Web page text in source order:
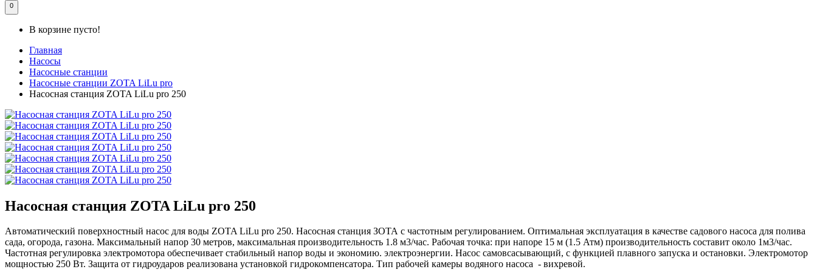
0
В корзине пусто!
Главная
Насосы
Насосные станции
Насосные станции ZOTA LiLu pro
Насосная станция ZOTA LiLu pro 250
Насосная станция ZOTA LiLu pro 250
Автоматический поверхностный насос для воды ZOTA LiLu pro 250. Насосная станция ЗОТА с частотным регулированием. Оптимальная эксплуатация в качестве садового насоса для полива
сада, огорода, газона. Максимальный напор 30 метров, максимальная производительность 1.8 м3/час. Рабочая точка: при напоре 15 м (1.5 Атм) производительность составит около 1м3/час.
Частотная регулировка электромотора обеспечивает стабильный напор воды и экономию. электроэнергии. Насос самовсасывающий, с функцией плавного запуска и остановки. Электромотор
мощностью 250 Вт. Защита от гидроударов реализована установкой гидрокомпенсатора. Тип рабочей камеры водяного насоса - вихревой.